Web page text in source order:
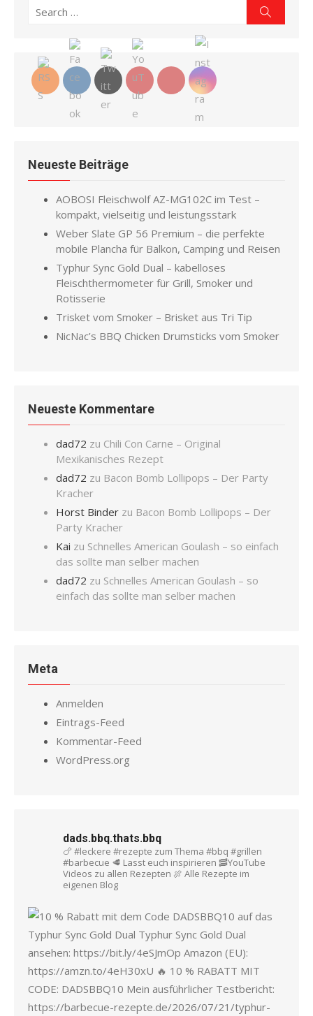
Search
Neueste Beiträge
AOBOSI Fleischwolf AZ-MG102C im Test –
kompakt, vielseitig und leistungsstark
Weber Slate GP 56 Premium – die perfekte
mobile Plancha für Balkon, Camping und Reisen
Typhur Sync Gold Dual – kabelloses
Fleischthermometer für Grill, Smoker und
Rotisserie
Trisket vom Smoker – Brisket aus Tri Tip
NicNac’s BBQ Chicken Drumsticks vom Smoker
Neueste Kommentare
dad72 zu Chili Con Carne – Original
Mexikanisches Rezept
dad72 zu Bacon Bomb Lollipops – Der Party
Kracher
Horst Binder zu Bacon Bomb Lollipops – Der
Party Kracher
Kai zu Schnelles American Goulash – so einfach
das sollte man selber machen
dad72 zu Schnelles American Goulash – so
einfach das sollte man selber machen
Meta
Anmelden
Eintrags-Feed
Kommentar-Feed
WordPress.org
dads.bbq.thats.bbq
🍗 #leckere #rezepte zum Thema #bbq #grillen
#barbecue 🥩 Lasst euch inspirieren 🥓YouTube
Videos zu allen Rezepten 🍖 Alle Rezepte im
eigenen Blog